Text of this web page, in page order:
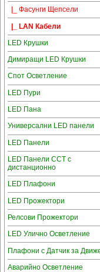
|_ Фасунги Щепсели
|_ LAN Кабели
LED Крушки
Димиращи LED Крушки
Спот Осветление
LED Пури
LED Пана
Универсални LED панели
LED Панели
LED Панели CCT с
дистанционно
LED Плафони
LED Прожектори
Релсови Прожектори
LED Улично Осветление
Плафони с Датчик за
Аварийно Осветление